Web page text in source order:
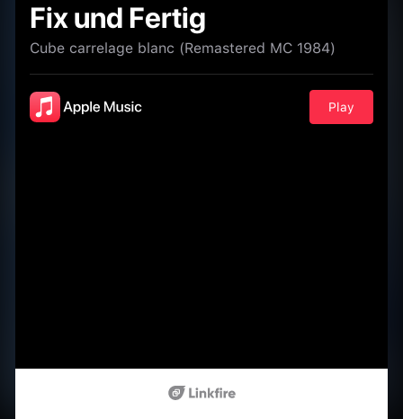
Fix und Fertig
Cube carrelage blanc (Remastered MC 1984)
Play